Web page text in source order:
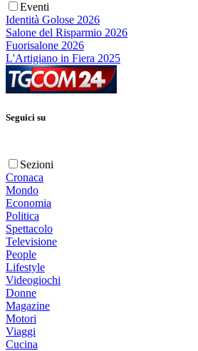
Eventi
Identità Golose 2026
Salone del Risparmio 2026
Fuorisalone 2026
L'Artigiano in Fiera 2025
Seguici su
Sezioni
Cronaca
Mondo
Economia
Politica
Spettacolo
Televisione
People
Lifestyle
Videogiochi
Donne
Magazine
Motori
Viaggi
Cucina